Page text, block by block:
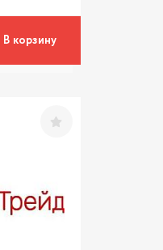
В корзину